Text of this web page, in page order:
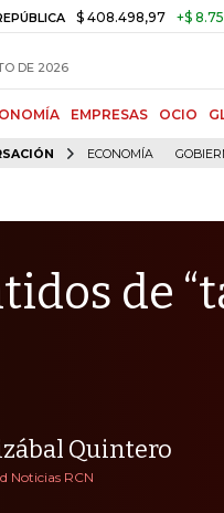
$ 408.498,97 +$ 8.753,81
DE 2026
EMPRESAS OCIO
ECONOMÍA
de
Quintero
Noticias RCN